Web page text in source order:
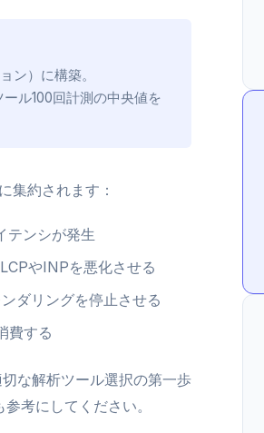
ン）に構築。
ル100回計測の中央値を
集約されます：
テンシが発生
やINPを悪化させる
ダリングを停止させる
費する
な解析ツール選択の第一歩
参考にしてください。